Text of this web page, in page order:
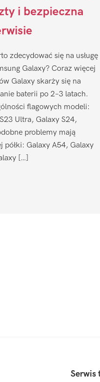
i bezpieczna
zdecydować się na usługę
Galaxy? Coraz więcej
Galaxy skarży się na
baterii po 2–3 latach.
flagowych modeli:
Ultra, Galaxy S24,
problemy mają
półki: Galaxy A54, Galaxy
[…]
Serwis